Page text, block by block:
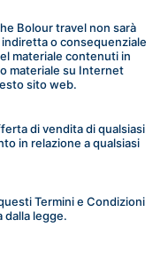
Bolour travel non sarà
o consequenziale
materiale contenuti in
materiale su Internet
sito web.
di vendita di qualsiasi
in relazione a qualsiasi
Termini e Condizioni
dalla legge.